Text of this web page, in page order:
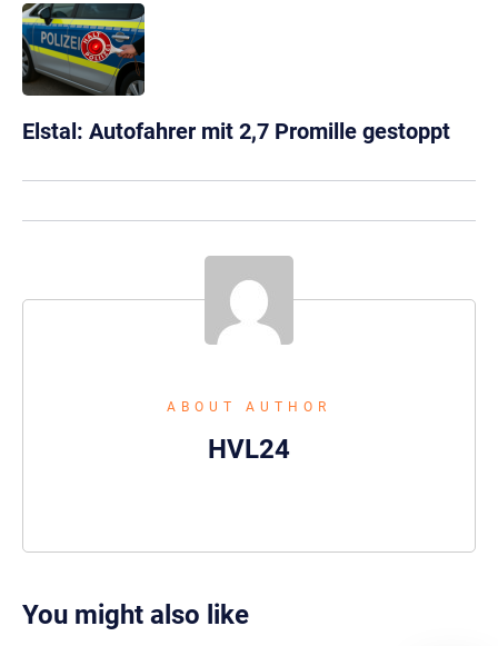
Elstal: Autofahrer mit 2,7 Promille gestoppt
ABOUT AUTHOR
HVL24
You might also like